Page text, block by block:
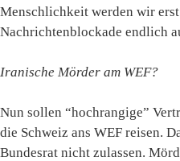
Menschlichkeit werden wir
Nachrichtenblockade endlich
Iranische Mörder am WEF?
Nun sollen “hochrangige”
die Schweiz ans WEF reisen.
Bundesrat nicht zulassen.